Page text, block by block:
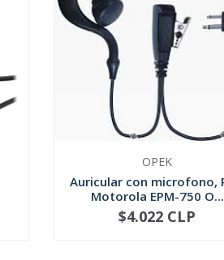
OPEK
Auricular con microfono,
Motorola EPM-750 O...
+
$4.022 CLP